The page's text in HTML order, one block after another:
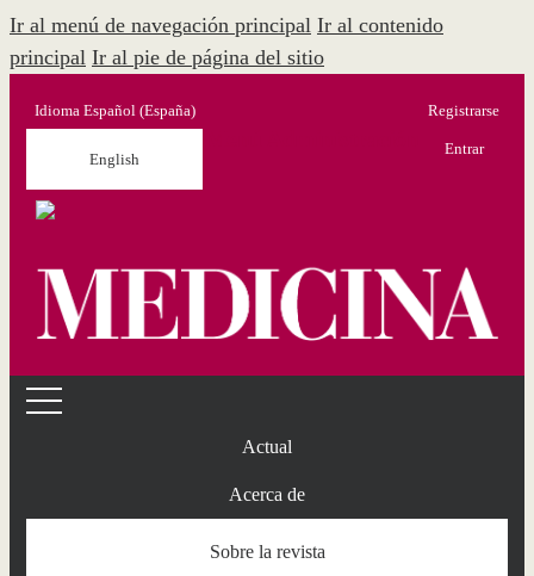
Ir al menú de navegación principal Ir al contenido
principal Ir al pie de página del sitio
Idioma Español (España)
English
Registrarse
Entrar
Actual
Acerca de
Sobre la revista